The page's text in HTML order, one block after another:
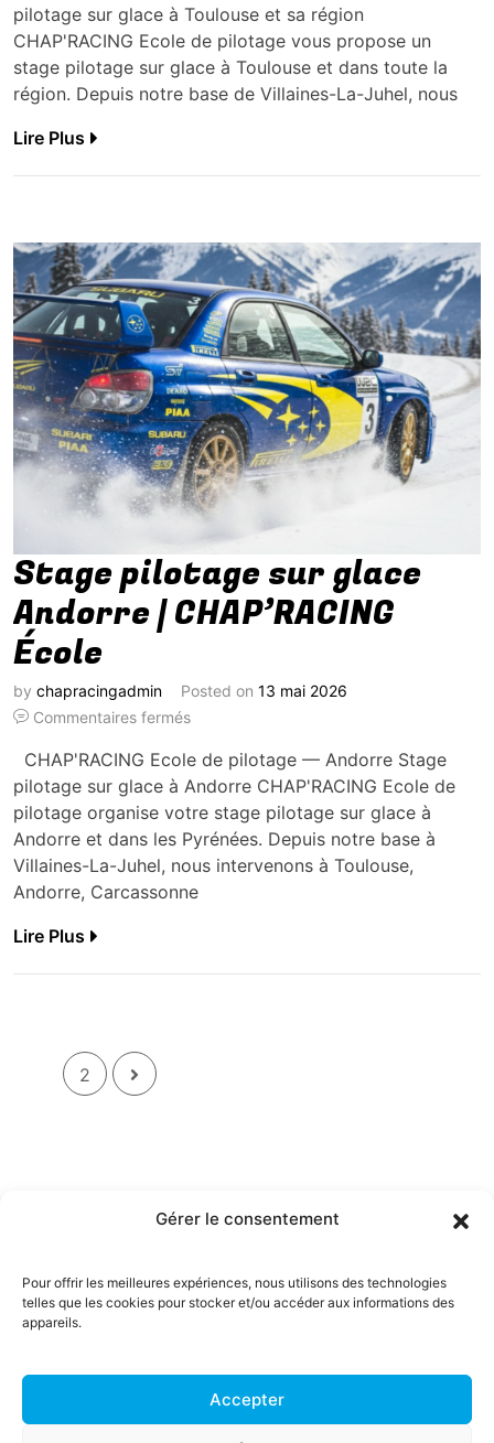
Gérer le consentement
Pour offrir les meilleures expériences, nous utilisons des technologies
telles que les cookies pour stocker et/ou accéder aux informations des
appareils.
Accepter
pilotage sur glace à Toulouse et sa région
CHAP'RACING Ecole de pilotage vous propose un
stage pilotage sur glace à Toulouse et dans toute la
région. Depuis notre base de Villaines-La-Juhel, nous
Lire Plus
Stage pilotage sur glace
Andorre | CHAP’RACING
École
by chapracingadmin Posted on 13 mai 2026
Commentaires fermés
CHAP'RACING Ecole de pilotage — Andorre Stage
pilotage sur glace à Andorre CHAP'RACING Ecole de
pilotage organise votre stage pilotage sur glace à
Andorre et dans les Pyrénées. Depuis notre base à
Villaines-La-Juhel, nous intervenons à Toulouse,
Andorre, Carcassonne
Lire Plus
2
Menu
ACCUEIL
RESERVEZ EN
OFFRES
CHAP'RACING Ecole de